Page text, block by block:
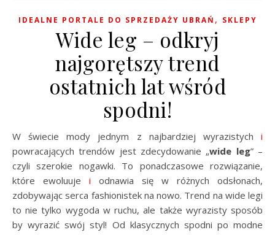
IDEALNE PORTALE DO SPRZEDAŻY UBRAŃ , SKLEPY
Wide leg – odkryj
najgorętszy trend
ostatnich lat wśród
spodni!
W świecie mody jednym z najbardziej wyrazistych i
powracających trendów jest zdecydowanie „wide leg” –
czyli szerokie nogawki. To ponadczasowe rozwiązanie,
które ewoluuje i odnawia się w różnych odsłonach,
zdobywając serca fashionistek na nowo. Trend na wide legi
to nie tylko wygoda w ruchu, ale także wyrazisty sposób
by wyrazić swój styl! Od klasycznych spodni po modne